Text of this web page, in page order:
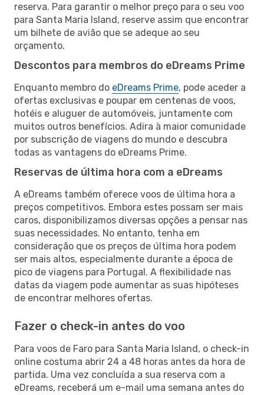
reserva. Para garantir o melhor preço para o seu voo
para Santa Maria Island, reserve assim que encontrar
um bilhete de avião que se adeque ao seu
orçamento.
Descontos para membros do eDreams Prime
Enquanto membro do eDreams Prime, pode aceder a
ofertas exclusivas e poupar em centenas de voos,
hotéis e aluguer de automóveis, juntamente com
muitos outros benefícios. Adira à maior comunidade
por subscrição de viagens do mundo e descubra
todas as vantagens do eDreams Prime.
Reservas de última hora com a eDreams
A eDreams também oferece voos de última hora a
preços competitivos. Embora estes possam ser mais
caros, disponibilizamos diversas opções a pensar nas
suas necessidades. No entanto, tenha em
consideração que os preços de última hora podem
ser mais altos, especialmente durante a época de
pico de viagens para Portugal. A flexibilidade nas
datas da viagem pode aumentar as suas hipóteses
de encontrar melhores ofertas.
Fazer o check-in antes do voo
Para voos de Faro para Santa Maria Island, o check-in
online costuma abrir 24 a 48 horas antes da hora de
partida. Uma vez concluída a sua reserva com a
eDreams, receberá um e-mail uma semana antes do